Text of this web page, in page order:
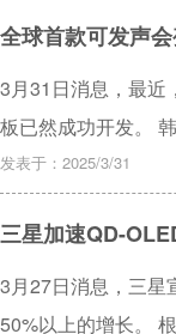
全球首款可发声
3月31日消息，最
板已然成功开发。
智能手机型有机发
由改变形状，而且
发表于：2025/3/31
三星加速QD-
3月27日消息，三星
50%以上的增长。